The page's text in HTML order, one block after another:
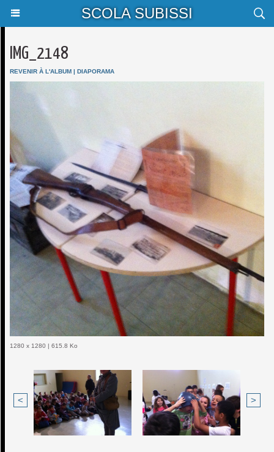
SCOLA SUBISSI
IMG_2148
REVENIR À L'ALBUM | DIAPORAMA
1280 x 1280 | 615.8 Ko
< >